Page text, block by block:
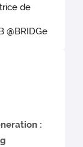
de
@BRIDGe
: